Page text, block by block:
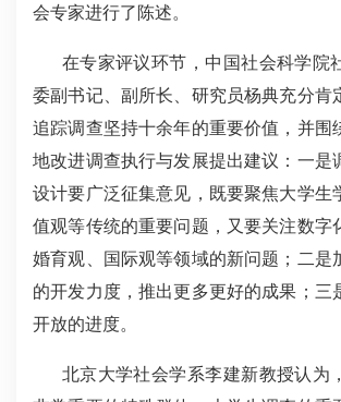
会专家进行了陈述。
在专家评议环节，中国社会科学院
委副书记、副所长、研究员杨典充分肯
追踪调查坚持十余年的重要价值，并围
地改进调查执行与发展提出建议：一是
设计要广泛征集意见，既要聚焦大学生
值观等传统的重要问题，又要关注数字
婚育观、国际观等领域的新问题；二是
的开发力度，推出更多更好的成果；三
开放的进度。
北京大学社会学系李建新教授认为